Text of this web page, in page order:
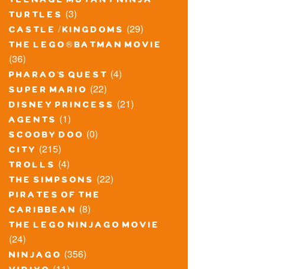
turtles (3)
castle / kingdoms (29)
the lego® batman movie
(36)
pharao's quest (4)
super mario (22)
disney princess (21)
agents (1)
scooby doo (0)
city (215)
trolls (4)
the simpsons (22)
pirates of the
caribbean (8)
the lego ninjago movie
(24)
ninjago (356)